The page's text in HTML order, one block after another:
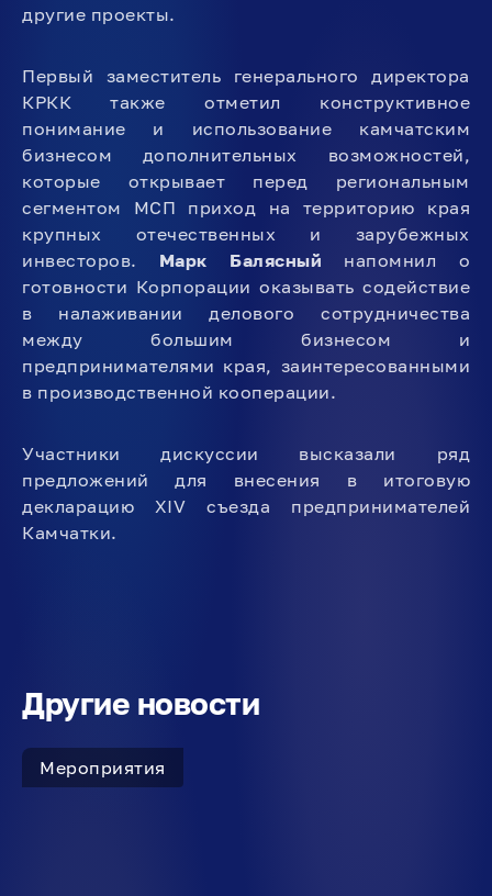
другие проекты.
Первый заместитель генерального директора
КРКК также отметил конструктивное
понимание и использование камчатским
бизнесом дополнительных возможностей,
которые открывает перед региональным
сегментом МСП приход на территорию края
крупных отечественных и зарубежных
инвесторов. Марк Балясный напомнил о
готовности Корпорации оказывать содействие
в налаживании делового сотрудничества
между большим бизнесом и
предпринимателями края, заинтересованными
в производственной кооперации.
Участники дискуссии высказали ряд
предложений для внесения в итоговую
декларацию XIV съезда предпринимателей
Камчатки.
Другие новости
Мероприятия